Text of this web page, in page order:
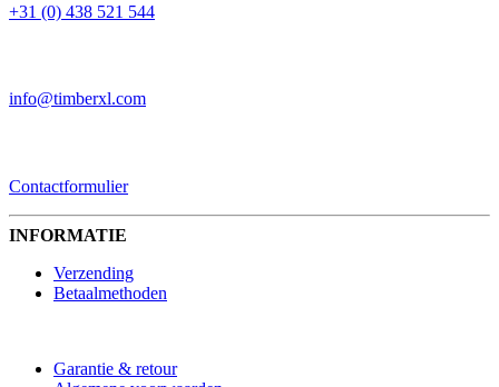
+31 (0) 438 521 544
info@timberxl.com
Contactformulier
INFORMATIE
Verzending
Betaalmethoden
Garantie & retour